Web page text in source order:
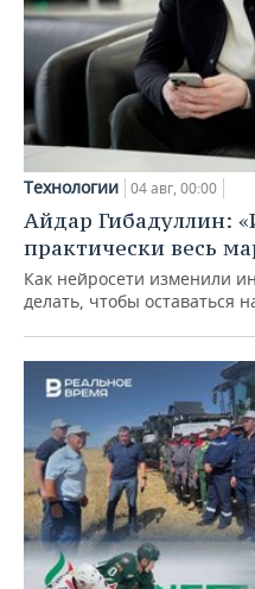
Технологии 04 авг, 00:00
Айдар Гибадуллин:
практически весь
Как нейросети изменили
делать, чтобы оставаться